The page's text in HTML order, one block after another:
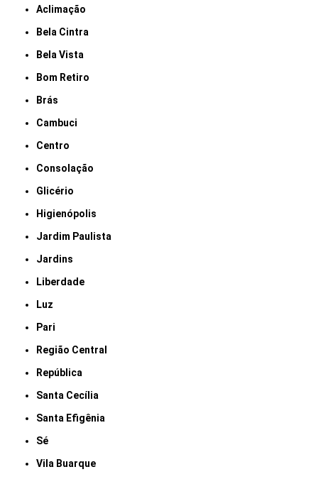
Aclimação
Bela Cintra
Bela Vista
Bom Retiro
Brás
Cambuci
Centro
Consolação
Glicério
Higienópolis
Jardim Paulista
Jardins
Liberdade
Luz
Pari
Região Central
República
Santa Cecília
Santa Efigênia
Sé
Vila Buarque